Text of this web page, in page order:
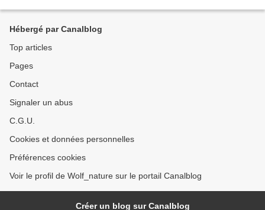
Hébergé par Canalblog
Top articles
Pages
Contact
Signaler un abus
C.G.U.
Cookies et données personnelles
Préférences cookies
Voir le profil de Wolf_nature sur le portail Canalblog
Créer un blog sur Canalblog